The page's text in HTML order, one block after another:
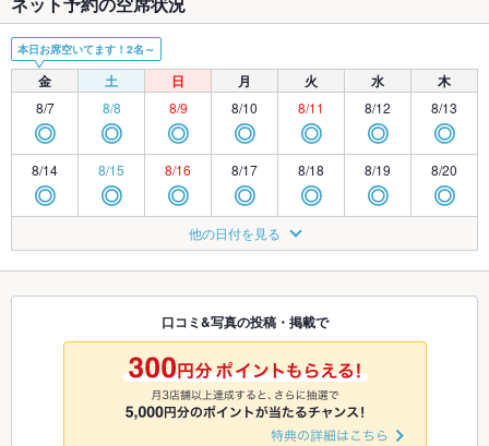
本日お席空いてます！2名～
金 土 日 月 火 水 木
8/7
◎
8/8
◎
8/9
◎
8/10
◎
8/11
◎
8/12
◎
8/13
◎
8/14
◎
8/15
◎
8/16
◎
8/17
◎
8/18
◎
8/19
◎
8/20
◎
◎ ◎
8/23
◎
8/24
◎
8/25
◎ ◎ ◎
8/28 8/29 8/30
◎
8/31
◎
9/1
◎
9/2 9/3
9/6
◎ ◎ ◎ ◎
他の日付を見る
口コミ&写真の投稿・掲載で